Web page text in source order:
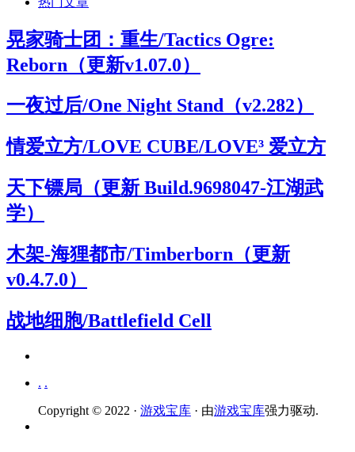
晃家骑士团：重生/Tactics Ogre:
Reborn（更新v1.07.0）
一夜过后/One Night Stand（v2.282）
情爱立方/LOVE CUBE/LOVE³ 爱立方
天下镖局（更新 Build.9698047-江湖武
学）
木架-海狸都市/Timberborn（更新
v0.4.7.0）
战地细胞/Battlefield Cell
. .
Copyright © 2022 · 游戏宝库 · 由游戏宝库强力驱动.